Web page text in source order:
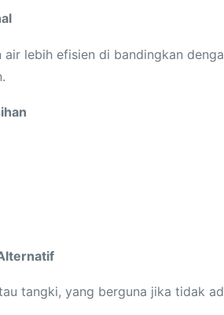
lebih efisien di bandingkan
tangki, yang berguna jika tidak